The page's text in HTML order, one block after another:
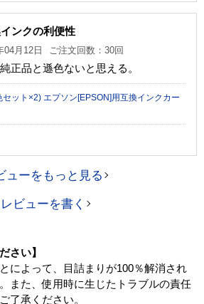
ンクの利便性
04月12日 ご注文回数：30回
正品と遜色ないと思える。
ット×2) エプソン[EPSON]用互換インクカー
ューをもっと見る
レビューを書く
さい】
によって、目詰まりが100％解消され
また、使用時に生じたトラブルの責任
了承ください。